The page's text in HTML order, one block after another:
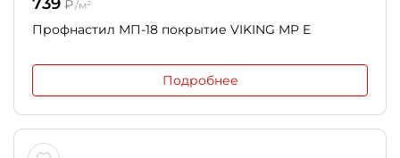
₽/м²
Профнастил МП-18 покрытие VIKING MP E
Подробнее